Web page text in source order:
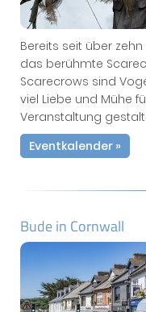
Bereits seit über
das berühmte
Scarecrows sind
viel Liebe und Mühe
Veranstaltung
Eventkalender »
Bude in Cornwall